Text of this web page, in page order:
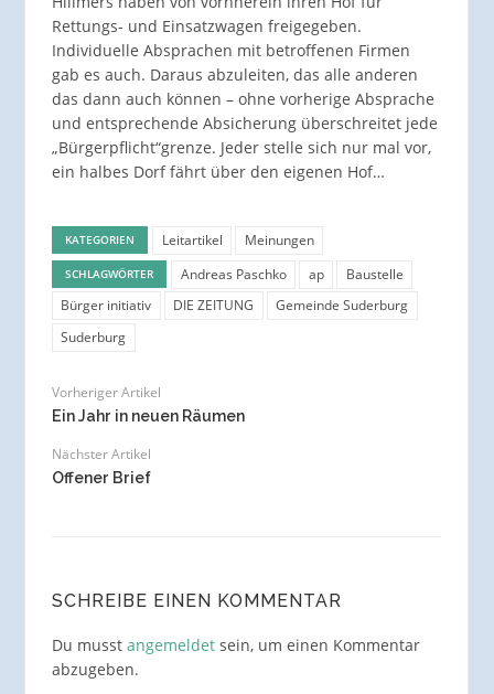
Rettungs- und Einsatzwagen freigegeben.
Individuelle Absprachen mit betroffenen Firmen
gab es auch. Daraus abzuleiten, das alle anderen
das dann auch können – ohne vorherige Absprache
und entsprechende Absicherung überschreitet jede
„Bürgerpflicht“grenze. Jeder stelle sich nur mal vor,
ein halbes Dorf fährt über den eigenen Hof…
KATEGORIEN Leitartikel Meinungen
SCHLAGWÖRTER Andreas Paschko ap
Baustelle
Bürger initiativ
DIE ZEITUNG
Gemeinde Suderburg
Suderburg
Vorheriger Artikel
Ein Jahr in neuen Räumen
Nächster Artikel
Offener Brief
SCHREIBE EINEN KOMMENTAR
Du musst angemeldetsein, um einen Kommentar
abzugeben.